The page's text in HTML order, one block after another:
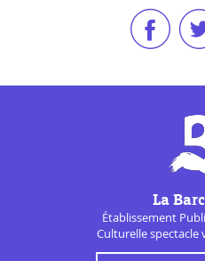
La
Établissement
Culturellespectacle